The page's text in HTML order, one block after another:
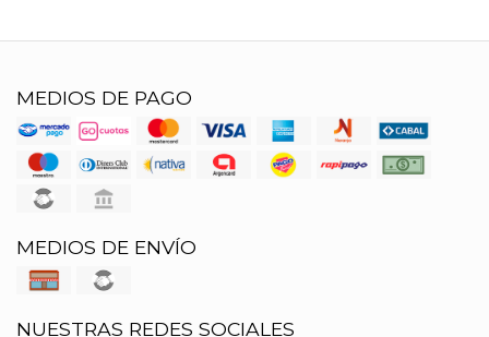
MEDIOS DE PAGO
MEDIOS DE ENVÍO
NUESTRAS REDES SOCIALES